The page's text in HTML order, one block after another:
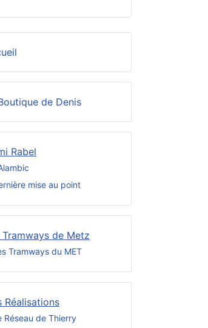
de Denis
Rabel
mise au point
Tramways de Metz
Tramways du MET
Réalisations
Réseau de Thierry